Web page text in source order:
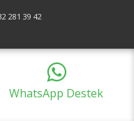
281 39 42
WhatsApp Destek